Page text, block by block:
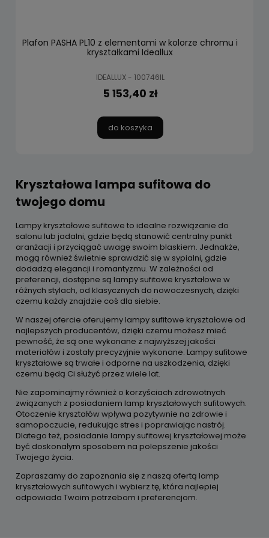
Plafon PASHA PL10 z elementami w kolorze chromu i
kryształkami Ideallux
IDEALLUX - 100746IL
5 153,40 zł
do koszyka
Kryształowa lampa sufitowa do
twojego domu
Lampy kryształowe sufitowe to idealne rozwiązanie do
salonu lub jadalni, gdzie będą stanowić centralny punkt
aranżacji i przyciągać uwagę swoim blaskiem. Jednakże,
mogą również świetnie sprawdzić się w sypialni, gdzie
dodadzą elegancji i romantyzmu. W zależności od
preferencji, dostępne są lampy sufitowe kryształowe w
różnych stylach, od klasycznych do nowoczesnych, dzięki
czemu każdy znajdzie coś dla siebie.
W naszej ofercie oferujemy lampy sufitowe kryształowe od
najlepszych producentów, dzięki czemu możesz mieć
pewność, że są one wykonane z najwyższej jakości
materiałów i zostały precyzyjnie wykonane. Lampy sufitowe
kryształowe są trwałe i odporne na uszkodzenia, dzięki
czemu będą Ci służyć przez wiele lat.
Nie zapominajmy również o korzyściach zdrowotnych
związanych z posiadaniem lamp kryształowych sufitowych.
Otoczenie kryształów wpływa pozytywnie na zdrowie i
samopoczucie, redukując stres i poprawiając nastrój.
Dlatego też, posiadanie lampy sufitowej kryształowej może
być doskonałym sposobem na polepszenie jakości
Twojego życia.
Zapraszamy do zapoznania się z naszą ofertą lamp
kryształowych sufitowych i wybierz tę, która najlepiej
odpowiada Twoim potrzebom i preferencjom.